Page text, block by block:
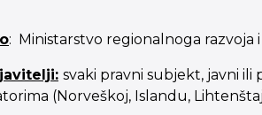
: Ministarstvo regionalnoga razvoja
svaki pravni subjekt, javni ili
(Norveškoj, Islandu,